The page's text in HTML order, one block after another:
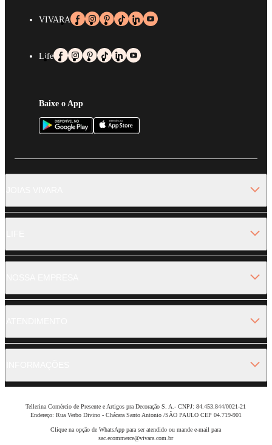
VIVARA
Life
Baixe o App
Tellerina Comércio de Presente e Artigos pra Decoração S. A.- CNPJ: 84.453.844/0021-21
Endereço: Rua Verbo Divino - Chácara Santo Antonio /SÃO PAULO CEP 04.719-901
Clique na opção de WhatsApp para ser atendido ou mande e-mail para
sac.ecommerce@vivara.com.br